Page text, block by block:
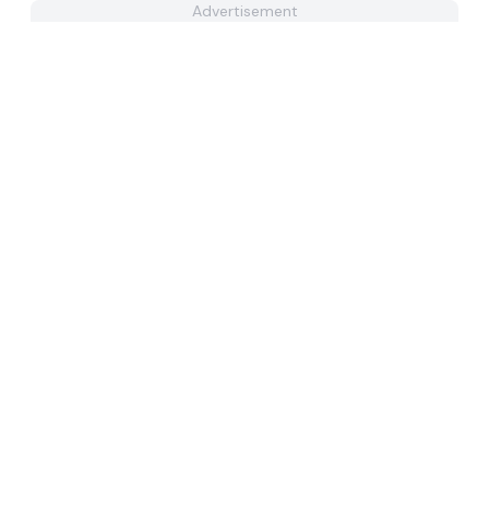
Advertisement